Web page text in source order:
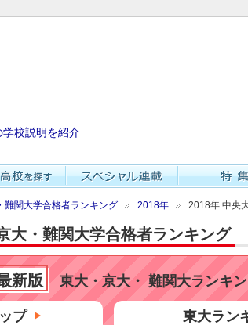
校説明を紹介
難関大学合格者ランキング 2018年 2018年 中央
大・難関大学合格者ランキング
新版 東大・京大・ 難関大ランキ
プ 東大ラン